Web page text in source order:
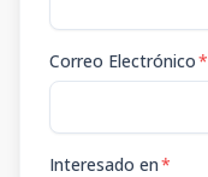
Correo Electrónico*
Interesado en*